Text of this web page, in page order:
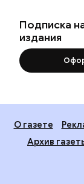
Подписка
издания
О газете
Архив